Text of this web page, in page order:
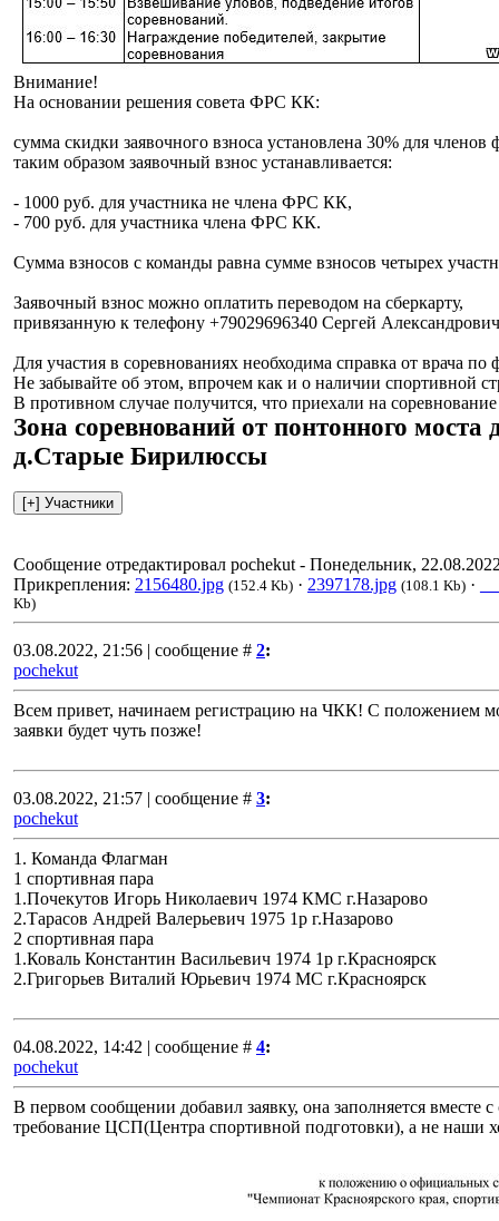
Внимание!
На основании решения совета ФРС КК:
сумма скидки заявочного взноса установлена 30% для членов
таким образом заявочный взнос устанавливается:
- 1000 руб. для участника не члена ФРС КК,
- 700 руб. для участника члена ФРС КК.
Сумма взносов с команды равна сумме взносов четырех
Заявочный взнос можно оплатить переводом на сберкарту,
привязанную к телефону +79029696340 Сергей
Для участия в соревнованиях необходима справка от врача
Не забывайте об этом, впрочем как и о наличии спортивной
В противном случае получится, что приехали на соревнование
Зона соревнований от понтонного
д.Старые Бирилюссы
Сообщение отредактировал pochekut - Понедельник,
Прикрепления: 2156480.jpg (152.4 Kb) · 2397178.jpg (108.1 Kb) ·
Kb)
03.08.2022, 21:56 | сообщение # 2:
pochekut
Всем привет, начинаем регистрацию на ЧКК! С положением
заявки будет чуть позже!
03.08.2022, 21:57 | сообщение # 3:
pochekut
1. Команда Флагман
1 спортивная пара
1.Почекутов Игорь Николаевич 1974 КМС г.Назарово
2.Тарасов Андрей Валерьевич 1975 1р г.Назарово
2 спортивная пара
1.Коваль Константин Васильевич 1974 1р г.Красноярск
2.Григорьев Виталий Юрьевич 1974 МС г.Красноярск
04.08.2022, 14:42 | сообщение # 4:
pochekut
В первом сообщении добавил заявку, она заполняется вместе
требование ЦСП(Центра спортивной подготовки), а не наши